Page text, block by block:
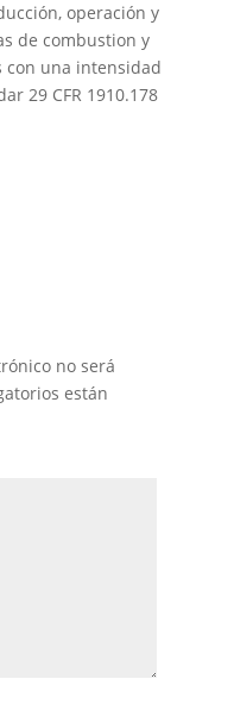
operación y
de combustion y
con una intensidad
29 CFR 1910.178
no será
están